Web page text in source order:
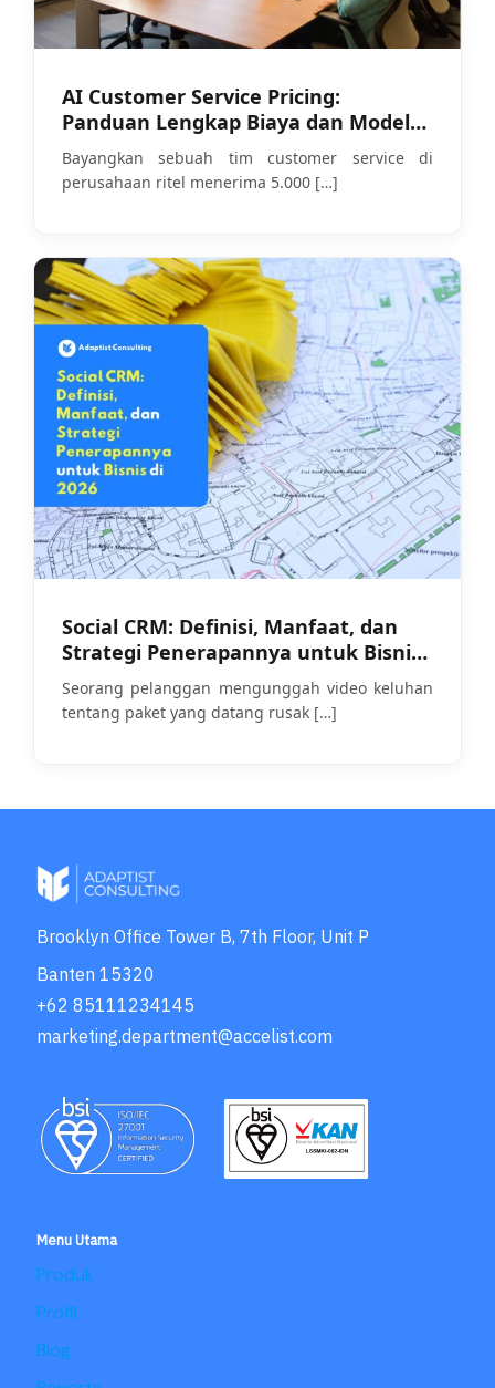
AI Customer Service Pricing:
Panduan Lengkap Biaya dan Model
Harga di 2026
Bayangkan sebuah tim customer service di
perusahaan ritel menerima 5.000 […]
Social CRM: Definisi, Manfaat, dan
Strategi Penerapannya untuk Bisnis
di 2026
Seorang pelanggan mengunggah video keluhan
tentang paket yang datang rusak […]
Brooklyn Office Tower B, 7th Floor, Unit P
Banten 15320
+62 85111234145
marketing.department@accelist.com
Menu Utama
Produk
Profil
Blog